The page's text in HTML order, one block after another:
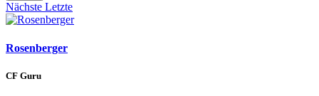
Nächste Letzte
Rosenberger
CF Guru